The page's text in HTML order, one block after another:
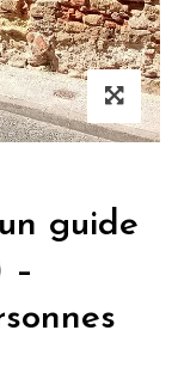
guide
–